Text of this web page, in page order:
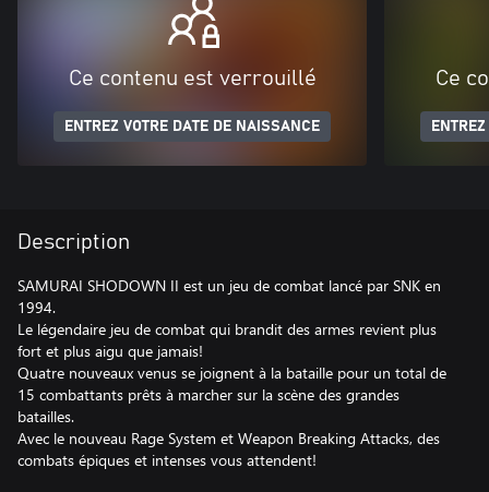
Ce contenu est verrouillé
ENTREZ VOTRE DATE DE NAISSANCE
Ce
Description
SAMURAI SHODOWN II est un jeu de combat lancé par SNK en
1994.
Le légendaire jeu de combat qui brandit des armes revient plus
fort et plus aigu que jamais!
Quatre nouveaux venus se joignent à la bataille pour un total de
15 combattants prêts à marcher sur la scène des grandes
batailles.
Avec le nouveau Rage System et Weapon Breaking Attacks, des
combats épiques et intenses vous attendent!